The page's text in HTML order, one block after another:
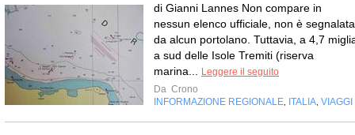
di Gianni Lannes Non compare in
nessun elenco ufficiale, non è segnalata
da alcun portolano. Tuttavia, a 4,7
a sud delle Isole Tremiti (riserva
marina...
Leggere il seguito
Da Crono
INFORMAZIONE REGIONALE ITALIA VIAGGI